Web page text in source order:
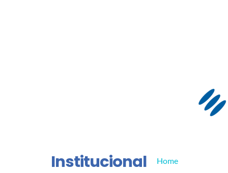
Institucional Home